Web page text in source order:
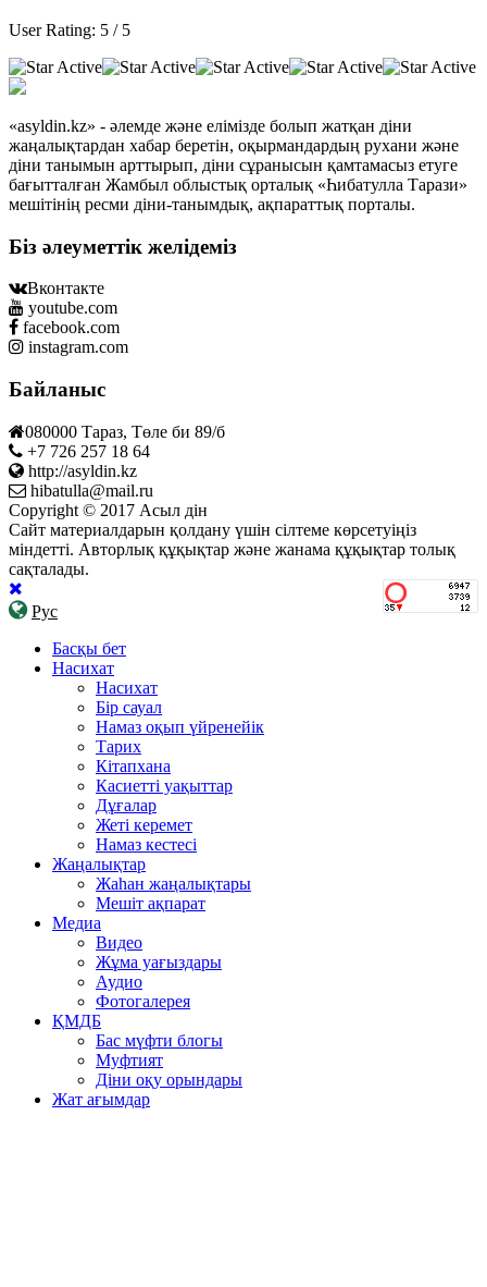
User Rating: 5 / 5
«asyldin.kz» - әлемде және елімізде болып жатқан діни
жаңалықтардан хабар беретін, оқырмандардың рухани және
діни танымын арттырып, діни сұранысын қамтамасыз етуге
бағытталған Жамбыл облыстық орталық «Һибатулла Тарази»
мешітінің ресми діни-танымдық, ақпараттық порталы.
Біз әлеуметтік желідеміз
Вконтакте
youtube.com
facebook.com
instagram.com
Байланыс
080000 Тараз, Төле би 89/б
+7 726 257 18 64
http://asyldin.kz
hibatulla@mail.ru
Copyright © 2017 Асыл дін
Сайт материалдарын қолдану үшін сілтеме көрсетуіңіз
міндетті. Авторлық құқықтар және жанама құқықтар толық
сақталады.
Рус
Басқы бет
Насихат
Насихат
Бір сауал
Намаз оқып үйренейік
Тарих
Кітапхана
Касиетті уақыттар
Дұғалар
Жеті керемет
Намаз кестесі
Жаңалықтар
Жаһан жаңалықтары
Мешіт ақпарат
Медиа
Видео
Жұма уағыздары
Аудио
Фотогалерея
ҚМДБ
Бас мүфти блогы
Муфтият
Діни оқу орындары
Жат ағымдар